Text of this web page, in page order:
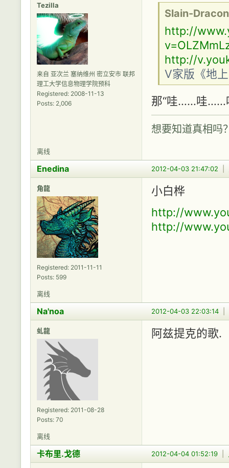
Tezilla
来自 亚次兰 塞纳维州 密立安市 联邦
理工大学信息物理学院预科
Registered: 2008-11-13
Posts: 2,006
Slain-Dracon
http://
http://
V家版《地
那“哇……哇……
想要知道真相吗
离线
2012-04-03 21:47:02
Enedina
角龍
Registered: 2011-11-11
Posts: 599
小白桦
http://
http://
离线
2012-04-03 22:03:14
Na'noa
虬龍
Registered: 2011-08-28
Posts: 70
阿兹提克的歌.
离线
2012-04-04 01:52:19
卡布里.戈德